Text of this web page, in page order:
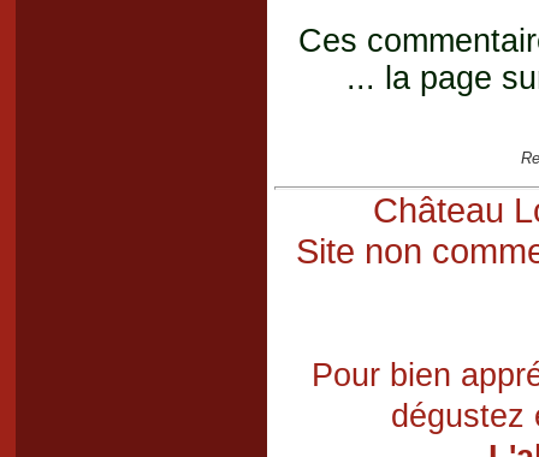
Ces
... la page
Château
Site non
Pour bien
dégustez